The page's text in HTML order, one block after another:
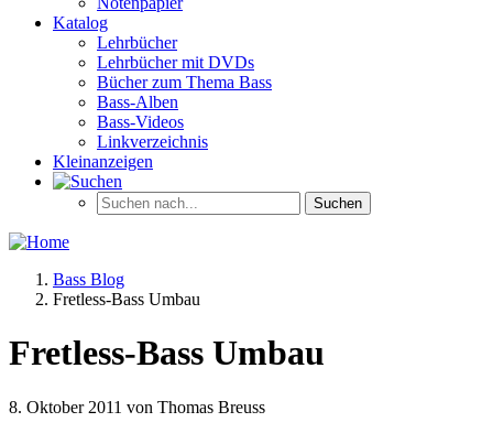
Katalog
Lehrbücher
Lehrbücher mit DVDs
Bücher zum Thema Bass
Bass-Alben
Bass-Videos
Linkverzeichnis
Kleinanzeigen
Bass Blog
Fretless-Bass Umbau
Fretless-Bass Umbau
8. Oktober 2011 von Thomas Breuss